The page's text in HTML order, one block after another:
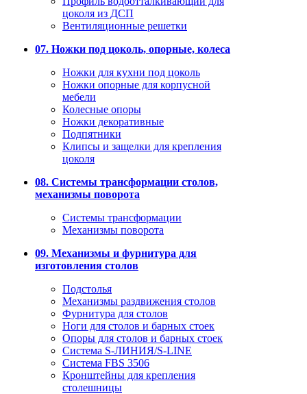
цоколя из ДСП
Вентиляционные решетки
07. Ножки под цоколь, опорные, колеса
Ножки для кухни под цоколь
Ножки опорные для корпусной
мебели
Колесные опоры
Ножки декоративные
Подпятники
Клипсы и защелки для крепления
цоколя
08. Системы трансформации столов,
механизмы поворота
Системы трансформации
Механизмы поворота
09. Механизмы и фурнитура для
изготовления столов
Подстолья
Механизмы раздвижения столов
Фурнитура для столов
Ноги для столов и барных стоек
Опоры для столов и барных стоек
Система S-ЛИНИЯ/S-LINE
Система FBS 3506
Кронштейны для крепления
столешницы